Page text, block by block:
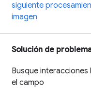
siguiente
imagen
Solución de
Busque interacciones
el campo